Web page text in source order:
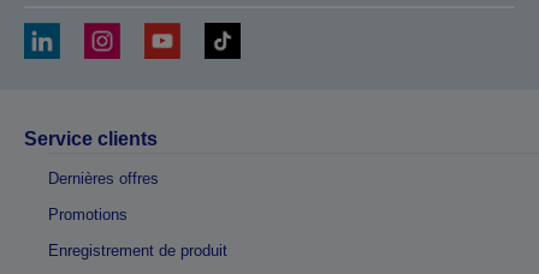
Service clients
Dernières offres
Promotions
Enregistrement de produit